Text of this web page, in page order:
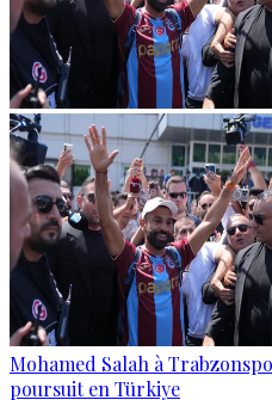
Mohamed Salah à
poursuit en Türkiye